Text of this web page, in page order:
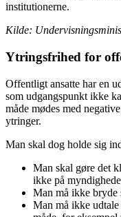
institutionerne.
Kilde:
Ytringsfrihed for
Offentligt ansatte har en
som udgangspunkt ikke
måde mødes med
ytringer.
Man skal dog holde sig
Man skal gøre det
ikke på
Man må ikke bryde
Man må ikke